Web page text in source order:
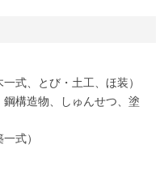
式、とび・土工、ほ装）
構造物、しゅんせつ、塗
式）